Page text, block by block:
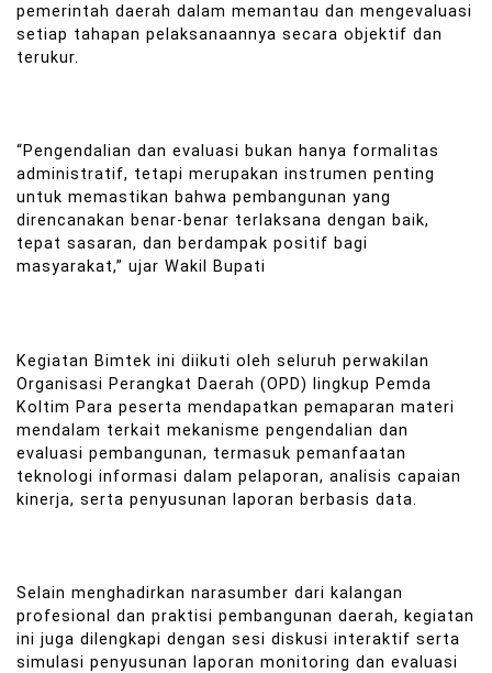
pemerintah daerah dalam memantau dan mengevaluasi
setiap tahapan pelaksanaannya secara objektif dan
terukur.
“Pengendalian dan evaluasi bukan hanya formalitas
administratif, tetapi merupakan instrumen penting
untuk memastikan bahwa pembangunan yang
direncanakan benar-benar terlaksana dengan baik,
tepat sasaran, dan berdampak positif bagi
masyarakat,” ujar Wakil Bupati
Kegiatan Bimtek ini diikuti oleh seluruh perwakilan
Organisasi Perangkat Daerah (OPD) lingkup Pemda
Koltim Para peserta mendapatkan pemaparan materi
mendalam terkait mekanisme pengendalian dan
evaluasi pembangunan, termasuk pemanfaatan
teknologi informasi dalam pelaporan, analisis capaian
kinerja, serta penyusunan laporan berbasis data.
Selain menghadirkan narasumber dari kalangan
profesional dan praktisi pembangunan daerah, kegiatan
ini juga dilengkapi dengan sesi diskusi interaktif serta
simulasi penyusunan laporan monitoring dan evaluasi